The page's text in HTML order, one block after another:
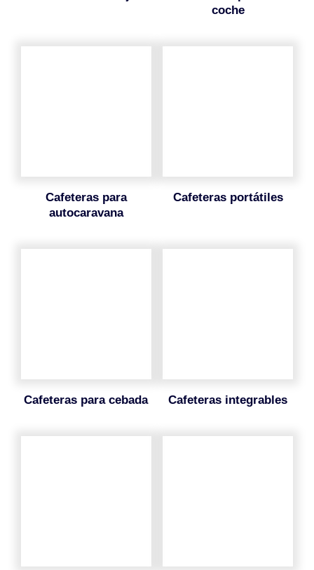
coche
cafeteras para
autocaravana
cafeteras portátiles
cafeteras para cebada cafeteras integrables